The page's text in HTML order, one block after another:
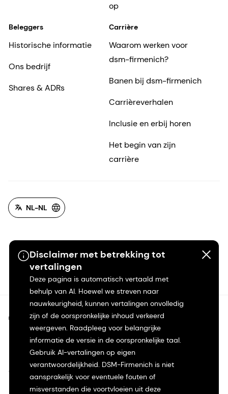
Disclaimer met betrekking tot
vertalingen
Deze pagina is automatisch vertaald met
behulp van AI. Hoewel we streven naar
nauwkeurigheid, kunnen vertalingen onvolledig
zijn of de oorspronkelijke inhoud verkeerd
weergeven. Raadpleeg voor belangrijke
informatie de versie in de oorspronkelijke taal.
Gebruik AI-vertalingen op eigen
verantwoordelijkheid. DSM-Firmenich is niet
aansprakelijk voor eventuele fouten of
misverstanden die voortvloeien uit deze
op
Beleggers
Historische informatie
Ons bedrijf
Shares & ADRs
Carrière
Waarom werken voor
dsm-firmenich?
Banen bij dsm-firmenich
Carrièreverhalen
Inclusie en erbij horen
Het begin van zijn
carrière
NL-NL
©2026 dsm-firmenich. Alle rechten voorbehouden.
Privacyverklaring
Gebruiksvoorwaarden